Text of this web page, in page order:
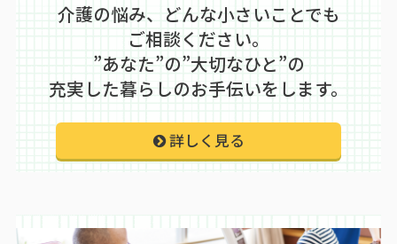
介護の悩み、どんな小さいことでも
ご相談ください。
”あなた”の”大切なひと”の
充実した暮らしのお手伝いをします。
詳しく見る